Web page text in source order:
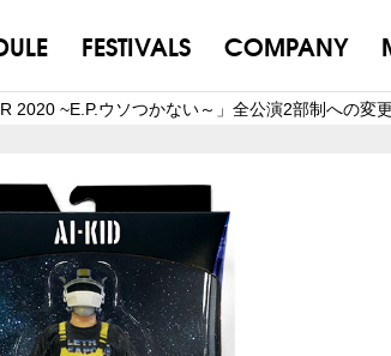
FESTIVALS COMPANY
~E.P.ウソつかない～」全公演2部制への変